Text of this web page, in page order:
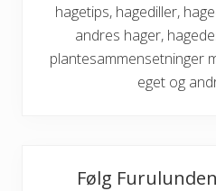
hagetips, hagediller,
andres hager,
plantesammensetninger
eget og
Følg